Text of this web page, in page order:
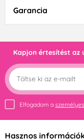
Garancia
Kapjon értesítést
Elfogadom a
Hasznos